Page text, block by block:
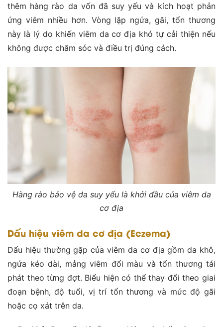
thêm hàng rào da vốn đã suy yếu và kích hoạt phản
ứng viêm nhiều hơn. Vòng lặp ngứa, gãi, tổn thương
này là lý do khiến viêm da cơ địa khó tự cải thiện nếu
không được chăm sóc và điều trị đúng cách.
Hàng rào bảo vệ da suy yếu là khởi đầu của viêm da
cơ địa
Dấu hiệu viêm da cơ địa (Eczema)
Dấu hiệu thường gặp của viêm da cơ địa gồm da khô,
ngứa kéo dài, mảng viêm đổi màu và tổn thương tái
phát theo từng đợt. Biểu hiện có thể thay đổi theo giai
đoạn bệnh, độ tuổi, vị trí tổn thương và mức độ gãi
hoặc cọ xát trên da.